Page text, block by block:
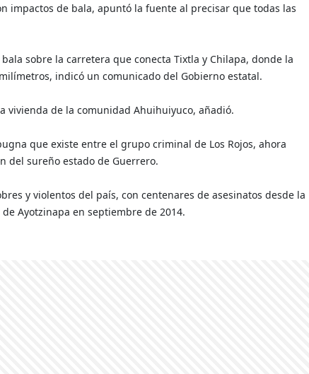
impactos de bala, apuntó la fuente al precisar que todas las
sobre la carretera que conecta Tixtla y Chilapa, donde la
indicó un comunicado del Gobierno estatal.
vivienda de la comunidad Ahuihuiyuco, añadió.
que existe entre el grupo criminal de Los Rojos, ahora
del sureño estado de Guerrero.
y violentos del país, con centenares de asesinatos desde la
Ayotzinapa en septiembre de 2014.